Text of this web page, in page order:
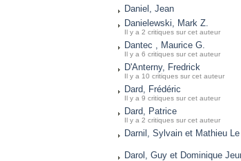
Daniel, Jean
Danielewski, Mark Z.
Il y a 2 critiques sur cet auteur
Dantec , Maurice G.
Il y a 6 critiques sur cet auteur
D'Anterny, Fredrick
Il y a 10 critiques sur cet auteur
Dard, Frédéric
Il y a 9 critiques sur cet auteur
Dard, Patrice
Il y a 2 critiques sur cet auteur
Darnil, Sylvain et Mathieu
Darol, Guy et Dominique